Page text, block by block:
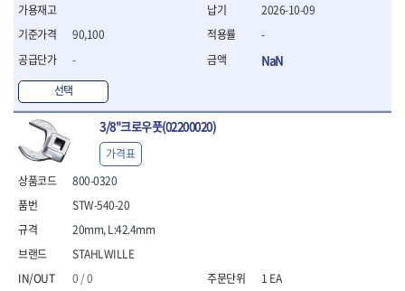
- 절연일자드라이버
- 절연별드라이버
- 절연드라이버세트
- 스트리퍼
- 라쳇케이블커터
- 자동스트리퍼
- 케이블스트리퍼
- 압착기
- 핀셋
- 절연공구세트
- 절연비트홀다드라이버
- 방폭망치
- 절연L렌치
90,100
-
선택
2026-10-09
-
NaN
3/8"크로우풋(02200020)
800-0320
STAHLWILLE
0 / 0
STW-540-20
20mm, L:42.4mm
가격표
1 EA